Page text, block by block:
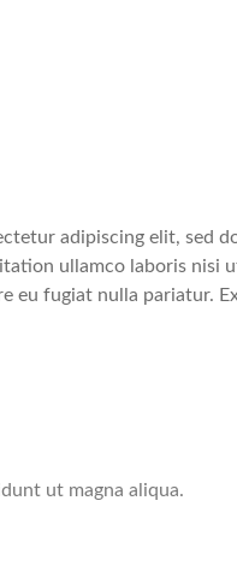
adipiscing elit, sed
ullamco laboris nisi
eu fugiat nulla pariatur.
ut magna aliqua.